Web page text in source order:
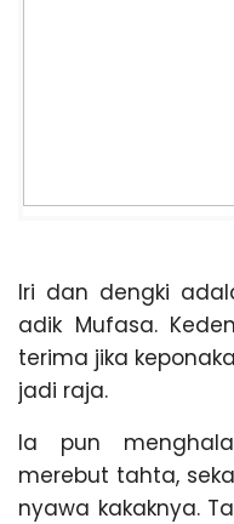
Iri dan dengki
adik Mufasa.
terima jika
jadi raja.
Ia pun
merebut tahta,
nyawa kakaknya.